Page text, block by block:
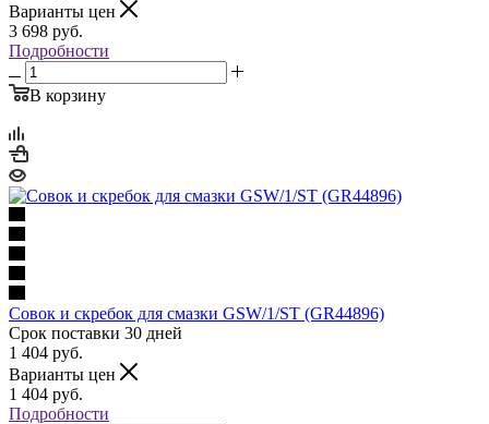
Варианты цен
3 698 руб.
Подробности
В корзину
Совок и скребок для смазки GSW/1/ST (GR44896)
Срок поставки 30 дней
1 404 руб.
Варианты цен
1 404 руб.
Подробности